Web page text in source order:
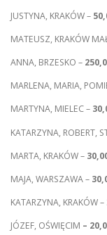
JUSTYNA, KRAKÓW –
MATEUSZ, KRAKÓW
ANNA, BRZESKO –
MARLENA, MARIA,
MARTYNA, MIELEC –
KATARZYNA, ROBERT,
MARTA, KRAKÓW –
MAJA, WARSZAWA –
KATARZYNA, KRAKÓW –
JÓZEF, OŚWIĘCIM –